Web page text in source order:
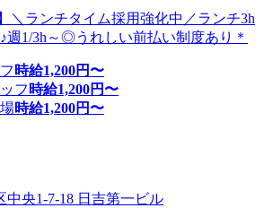
＼ランチタイム採用強化中／ランチ3h
週1/3h～◎うれしい前払い制度あり＊
時給1,200円〜
フ 時給1,200円〜
時給1,200円〜
央1-7-18 日吉第一ビル